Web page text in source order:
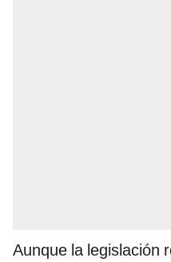
Aunque la legislación